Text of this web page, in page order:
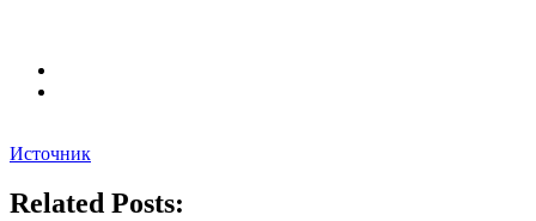
Источник
Related Posts: